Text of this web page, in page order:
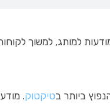
למותג, למשוך
ביותר בטיקטוק. מודעות